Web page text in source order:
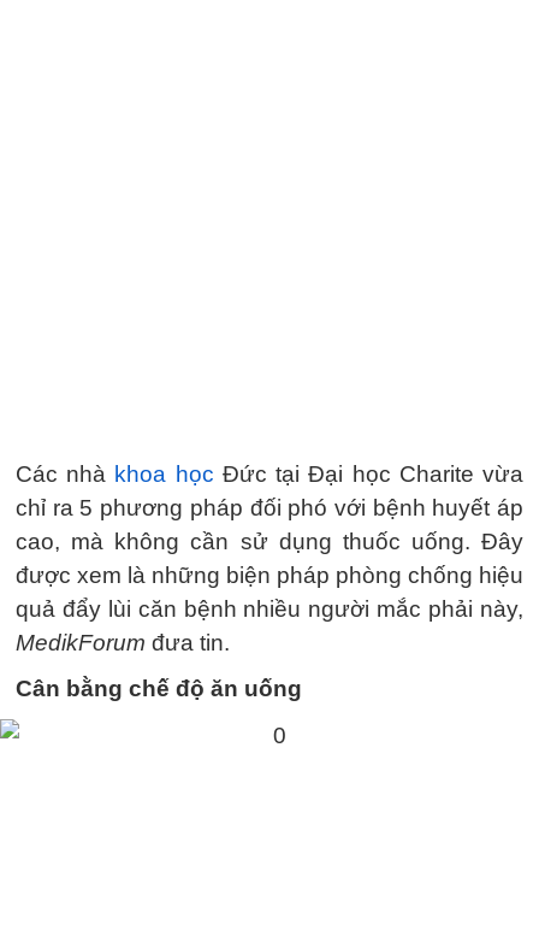
Các nhà khoa học Đức tại Đại học Charite vừa
chỉ ra 5 phương pháp đối phó với bệnh huyết áp
cao, mà không cần sử dụng thuốc uống. Đây
được xem là những biện pháp phòng chống hiệu
quả đẩy lùi căn bệnh nhiều người mắc phải này,
MedikForum đưa tin.
Cân bằng chế độ ăn uống